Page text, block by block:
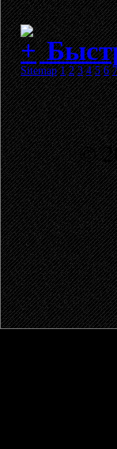
Sitemap 1 2 3 4 5 6 7
©